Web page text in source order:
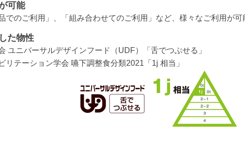
可能
でのご利用」、「組み合わせてのご利用」など、様々なご利用が可
た物性
ユニバーサルデザインフード（UDF）「舌でつぶせる」
リテーション学会 嚥下調整食分類2021「1j 相当」